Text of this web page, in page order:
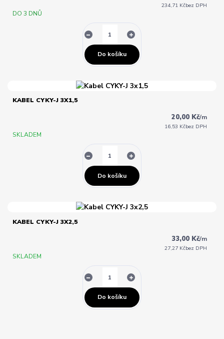
234,71 Kčbez DPH
DO 3 DNŮ
Do košíku
KABEL CYKY-J 3X1,5
20,00 Kč/m
16,53 Kčbez DPH
SKLADEM
Do košíku
KABEL CYKY-J 3X2,5
33,00 Kč/m
27,27 Kčbez DPH
SKLADEM
Do košíku